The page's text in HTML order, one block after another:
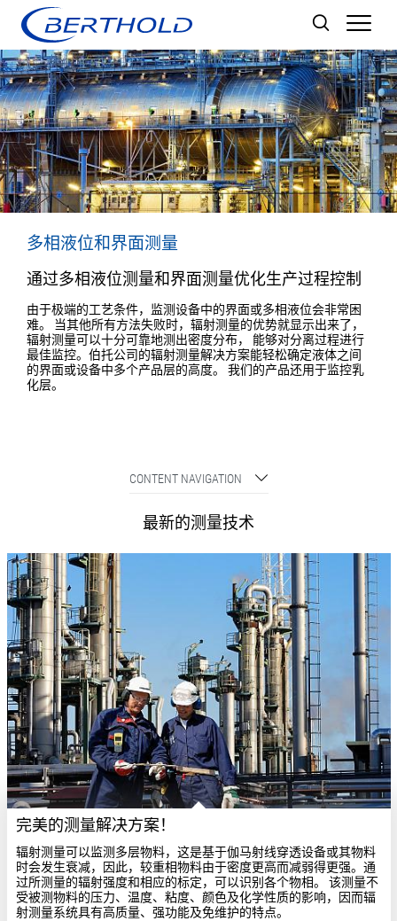
多相液位和界面测量
通过多相液位测量和界面测量优化生产过程控制
由于极端的工艺条件，监测设备中的界面或多相液位会非常困
难。 当其他所有方法失败时，辐射测量的优势就显示出来了，
辐射测量可以十分可靠地测出密度分布， 能够对分离过程进行
最佳监控。伯托公司的辐射测量解决方案能轻松确定液体之间
的界面或设备中多个产品层的高度。 我们的产品还用于监控乳
化层。
CONTENT NAVIGATION
最新的测量技术
完美的测量解决方案！
辐射测量可以监测多层物料，这是基于伽马射线穿透设备或其物料
时会发生衰减，因此，较重相物料由于密度更高而减弱得更强。通
过所测量的辐射强度和相应的标定，可以识别各个物相。 该测量不
受被测物料的压力、温度、粘度、颜色及化学性质的影响，因而辐
射测量系统具有高质量、强功能及免维护的特点。